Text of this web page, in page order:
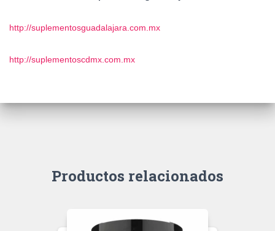
http://suplementosguadalajara.com.mx
http://suplementoscdmx.com.mx
Productos relacionados